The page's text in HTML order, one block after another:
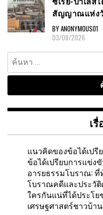
สัญญาณแห่ง
BY ANONYMOUS01
03/08/2026
ค้นหา
สำหรับ:
เ
แนวคิดของข้อได้เปรี
ข้อได้เปรียบการแข่ง
อารยธรรมโบราณ:
โบราณคดีและประวั
ใครกันแน่ที่ได้ประโย
เศรษฐศาสตร์ชาวบ้าน